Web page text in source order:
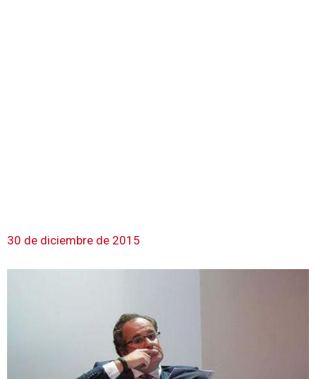
30 de diciembre de 2015